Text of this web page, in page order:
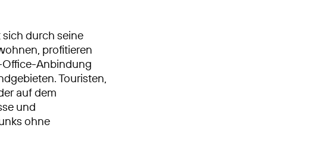
durch seine
profitieren
Anbindung
Touristen,
auf dem
und
ohne